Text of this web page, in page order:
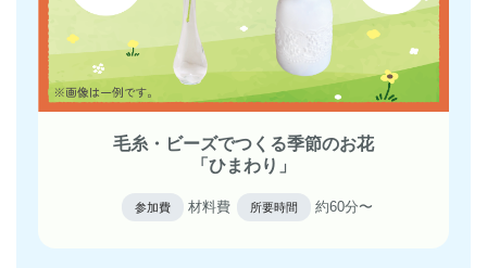
毛糸・ビーズでつくる季節のお花
「ひまわり」
参加費 材料費 所要時間 約60分〜